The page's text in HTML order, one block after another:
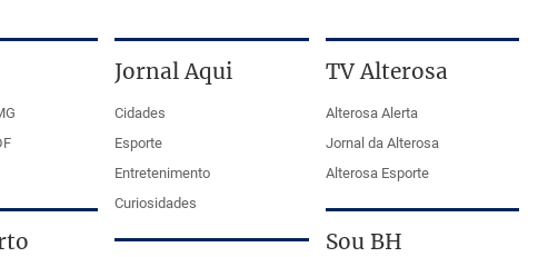
Jornal Aqui
Cidades
Esporte
Entretenimento
Curiosidades
TV Alterosa
Alterosa Alerta
Jornal da Alterosa
Alterosa Esporte
Sou BH